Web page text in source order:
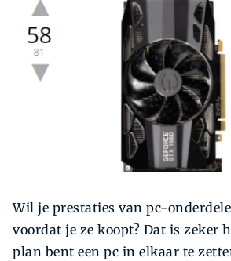
Wil je prestaties van pc-
voordat je ze koopt? Dat is zeker
plan bent een pc in elkaar te